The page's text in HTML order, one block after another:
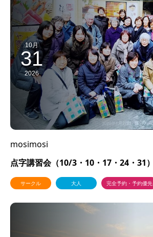
10月
31
2026
mosimosi
点字講習会（10/3・10・17・24・31）
サークル 大人 完全予約・予約優先